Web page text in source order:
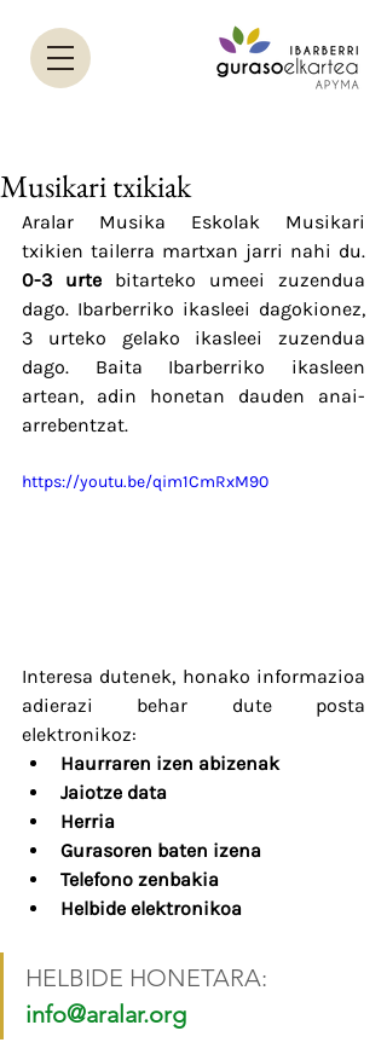
Musikari txikiak
Aralar Musika Eskolak Musikari
0-3 urte bitarteko umeei zuzendua
dago. Ibarberriko ikasleei dagokionez,
3 urteko gelako ikasleei zuzendua
dago. Baita Ibarberriko ikasleen
artean, adin honetan dauden anai-
arrebentzat.
https://youtu.be/qim1CmRxM90
Interesa dutenek, honako informazioa
adierazi behar dute posta
elektronikoz:
Haurraren izen abizenak
Jaiotze data
Herria
Gurasoren baten izena
Telefono zenbakia
Helbide elektronikoa
HELBIDE HONETARA:
info@aralar.org